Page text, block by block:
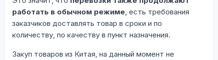
работать в обычном режиме, есть требования
заказчиков доставлять товар в сроки и по
количеству, по качеству в пункт назначения.
Закуп товаров из Китая, на данный момент не